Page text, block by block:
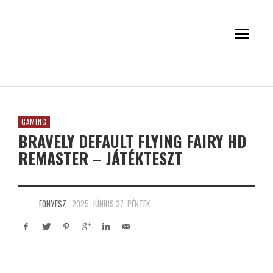
GAMING
BRAVELY DEFAULT FLYING FAIRY HD
REMASTER – JÁTÉKTESZT
FONYESZ 2025. JÚNIUS 27. PÉNTEK